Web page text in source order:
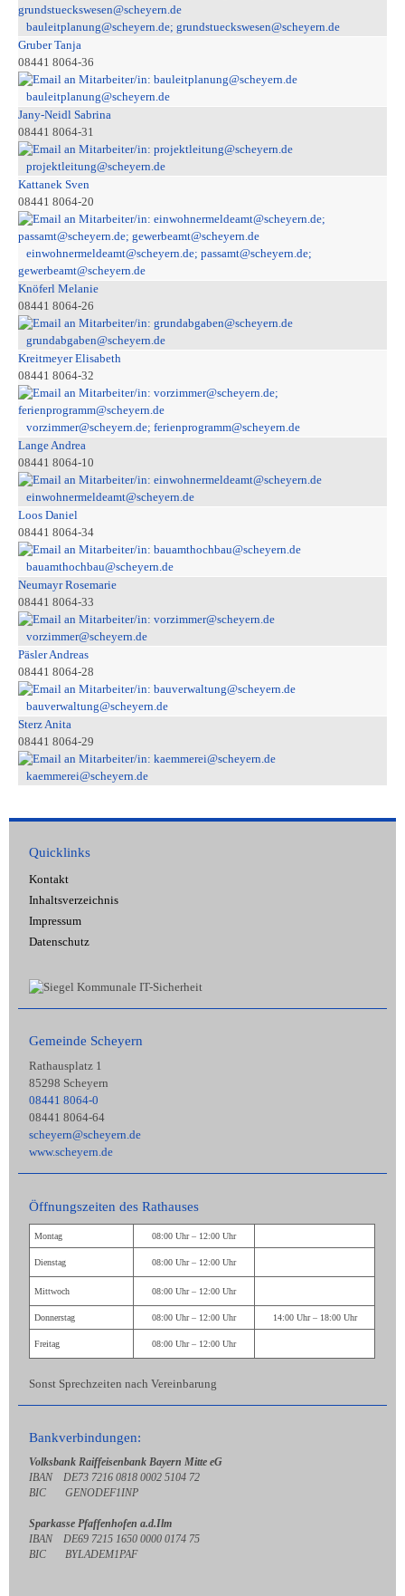
bauleitplanung@scheyern.de; grundstueckswesen@scheyern.de
Gruber Tanja
08441 8064-36
bauleitplanung@scheyern.de
Jany-Neidl Sabrina
08441 8064-31
projektleitung@scheyern.de
Kattanek Sven
08441 8064-20
einwohnermeldeamt@scheyern.de; passamt@scheyern.de;
gewerbeamt@scheyern.de
Knöferl Melanie
08441 8064-26
grundabgaben@scheyern.de
Kreitmeyer Elisabeth
08441 8064-32
vorzimmer@scheyern.de; ferienprogramm@scheyern.de
Lange Andrea
08441 8064-10
einwohnermeldeamt@scheyern.de
Loos Daniel
08441 8064-34
bauamthochbau@scheyern.de
Neumayr Rosemarie
08441 8064-33
vorzimmer@scheyern.de
Päsler Andreas
08441 8064-28
bauverwaltung@scheyern.de
Sterz Anita
08441 8064-29
kaemmerei@scheyern.de
Quicklinks
Kontakt
Inhaltsverzeichnis
Impressum
Datenschutz
Gemeinde Scheyern
Rathausplatz 1
85298 Scheyern
08441 8064-0
08441 8064-64
scheyern@scheyern.de
www.scheyern.de
Öffnungszeiten des Rathauses
Montag 08:00 Uhr – 12:00 Uhr
Dienstag 08:00 Uhr – 12:00 Uhr
Mittwoch 08:00 Uhr – 12:00 Uhr
Donnerstag 08:00 Uhr – 12:00 Uhr 14:00 Uhr – 18:00 Uhr
Freitag 08:00 Uhr – 12:00 Uhr
Sonst Sprechzeiten nach Vereinbarung
Bankverbindungen:
Volksbank Raiffeisenbank Bayern Mitte eG
IBAN DE73 7216 0818 0002 5104 72
BIC GENODEF1INP
Sparkasse Pfaffenhofen a.d.Ilm
IBAN DE69 7215 1650 0000 0174 75
BIC BYLADEM1PAF